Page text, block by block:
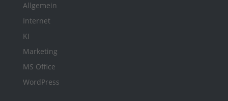
Allgemein
Internet
KI
Marketing
MS Office
WordPress